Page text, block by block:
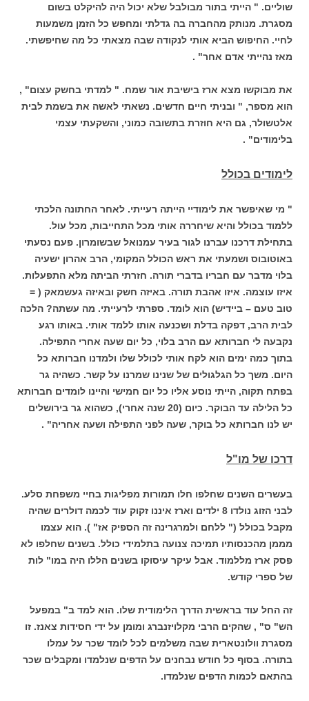
שוליים. " הייתי בתור מבולבל שלא יכול היה להיקלט בשום
מסגרת. מנותק מהחברה בה גדלתי ומחפש כל הזמן משמעות
לחיי. החיפוש הביא אותי לנקודה שבה מצאתי כל מה שחיפשתי.
מאז נהייתי אדם אחר" .
את מבוקשו מצא ארז בישיבת אור שמח. " למדתי בחשק עצום" ,
הוא מספר, " ובניתי חיים חדשים. נשאתי לאשה את בשמת לבית
אלטשולר, גם היא חוזרת בתשובה כמוני, והשקעתי עצמי
בלימודים" .
לימודים בכולל
" מי שאיפשר את לימודיי הייתה רעייתי. לאחר החתונה הלכתי
ללמוד בכולל והיא שיחררה אותי מכל התחייבות, מכל עול.
בתחילת דרכנו עברנו לגור בעיר עמנואל שבשומרון. פעם נסעתי
באוטובוס ושמעתי את ראש הכולל המקומי, הרב אהרון ישעיה
בלוי מדבר עם חבריו בדברי תורה. חזרתי הביתה מלא התפעלות.
איזו עוצמה. איזו אהבת תורה. באיזה חשק ובאיזה געשמאק ( =
טוב טעם – ביידיש) הוא לומד. ספרתי לרעייתי. מה עשתה? הלכה
לבית הרב, דפקה בדלת ושכנעה אותו ללמד אותי. באותו רגע
נקבעה לי חברותא עם הרב בלוי, כל יום שעה אחרי התפילה.
בתוך כמה ימים הוא לקח אותי לכולל שלו ולמדנו חברותא כל
היום. משך כל הגלגולים של שנינו שמרנו על קשר. כשהיה גר
בפתח תקוה, הייתי נוסע אליו כל יום חמישי והיינו לומדים חברותא
כל הלילה עד הבוקר. כיום (20 שנה אחרי), כשהוא גר בירושלים
יש לנו חברותא כל בוקר, שעה לפני התפילה ושעה אחריה" .
דרכו של מו"ל
בעשרים השנים שחלפו חלו תמורות מפליגות בחיי משפחת סלע.
לבני הזוג נולדו 8 ילדים וארז איננו זקוק עוד לכמה דולרים שהיה
מקבל בכולל (" ללחם ולמרגרינה זה הספיק אז" ). הוא עצמו
מממן מהכנסותיו תמיכה צנועה בתלמידי כולל. בשנים שחלפו לא
פסק ארז מללמוד. אבל עיקר עיסוקו בשנים הללו היה במו" לות
של ספרי קודש.
זה החל עוד בראשית הדרך הלימודית שלו. הוא למד ב" במפעל
הש" ס" , שהקים הרבי מקלויזנברג ומומן על ידי חסידות צאנז. זו
מסגרת וולונטארית שבה משלמים לכל לומד שכר על עמלו
בתורה. בסוף כל חודש נבחנים על הדפים שנלמדו ומקבלים שכר
בהתאם לכמות הדפים שנלמדו.